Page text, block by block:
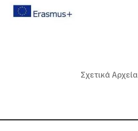
Σχετικά Αρχεία